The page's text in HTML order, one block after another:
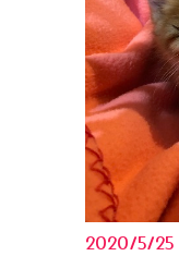
2020/5/25